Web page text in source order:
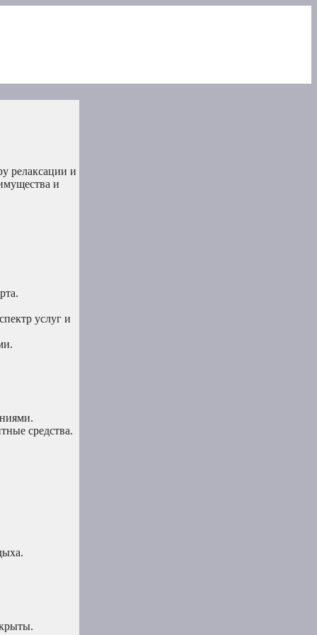
релаксации и
и
услуг и
средства.